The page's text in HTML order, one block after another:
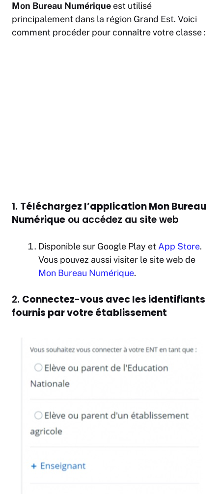
Mon Bureau Numérique est utilisé
principalement dans la région Grand Est. Voici
comment procéder pour connaître votre classe :
1. Téléchargez l’application Mon Bureau
Numérique ou accédez au site web
Disponible sur Google Play et App Store.
Vous pouvez aussi visiter le site web de
Mon Bureau Numérique.
2. Connectez-vous avec les identifiants
fournis par votre établissement